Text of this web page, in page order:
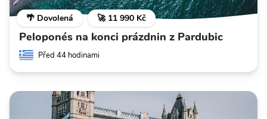
🌴 Dovolená 🚀 11 990 Kč
Peloponés na konci prázdnin z Pardubic
Před 44 hodinami